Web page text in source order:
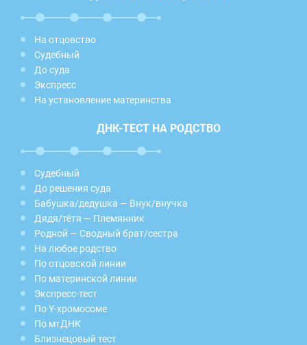
На отцовство
Судебный
До суда
Экспресс
На установление материнства
ДНК-ТЕСТ НА РОДСТВО
Судебный
До решения суда
Бабушка/дедушка — Внук/внучка
Дядя/тётя — Племянник
Родной — Сводный брат/сестра
На любое родство
По отцовской линии
По материнской линии
Экспресс-тест
По Y-хромосоме
По мтДНК
Близнецовый тест